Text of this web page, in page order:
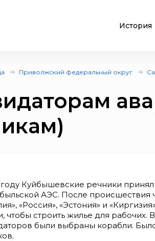
История
Приволжский федеральный округ
году Куйбышевские речники
АЭС. После происшествия
«Россия», «Эстония» и
чтобы строить жилье для рабочих.
были выбраны корабли.